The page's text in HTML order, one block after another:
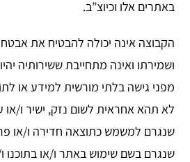
באתרים אלו וכיוצ”ב.
הקבוצה אינה יכולה להבטיח את
ושמירתו ואינה מתחייבת ששירותיה
מפני גישה בלתי מורשית למידע או
לא תהא אחראית לשום נזק, ישיר ו/או
שנגרם למשמש כתוצאה חדירה ו/או
שנגרם בשם שימוש באתר ו/או בתוכנו